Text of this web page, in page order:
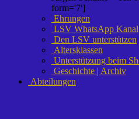
form='7']
Ehrungen
LSV WhatsApp Kanal
Den LSV unterstützen
Altersklassen
Unterstützung beim
Geschichte | Archiv
Abteilungen